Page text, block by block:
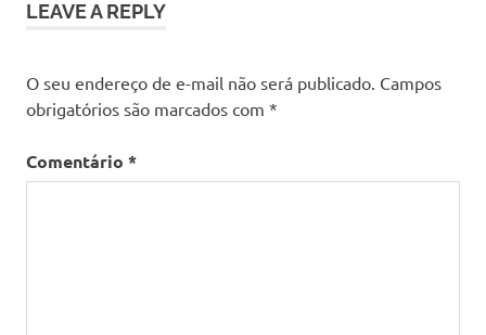
LEAVE A REPLY
O seu endereço de e-mail não será publicado. Campos
obrigatórios são marcados com *
Comentário *